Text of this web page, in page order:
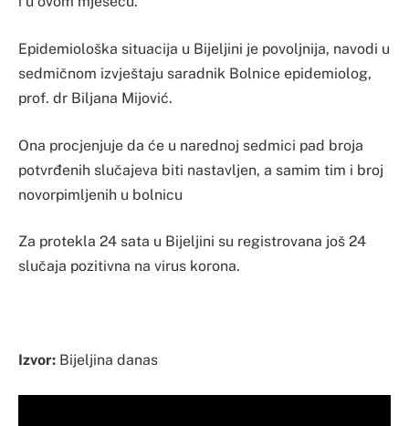
Epidemiološka situacija u Bijeljini je povoljnija, navodi u
sedmičnom izvještaju saradnik Bolnice epidemiolog,
prof. dr Biljana Mijović.
Ona procjenjuje da će u narednoj sedmici pad broja
potvrđenih slučajeva biti nastavljen, a samim tim i broj
novorpimljenih u bolnicu
Za protekla 24 sata u Bijeljini su registrovana još 24
slučaja pozitivna na virus korona.
Izvor: Bijeljina danas